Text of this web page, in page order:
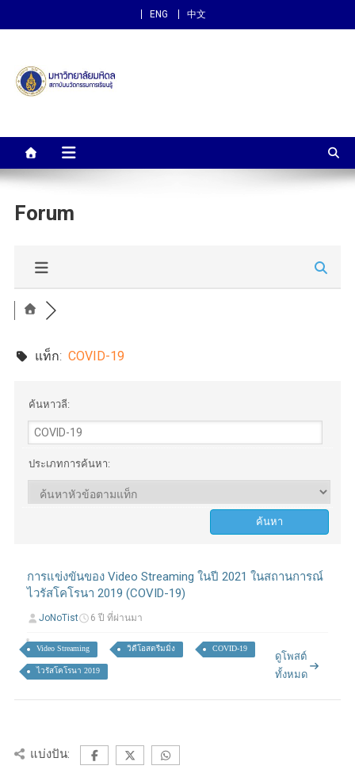
ENG 中文
สถาบันนวัตกรรมการเรียนรู้
Forum
แท็ก: COVID-19
ค้นหาวลี:
ประเภทการค้นหา:
การแข่งขันของ Video Streaming ในปี 2021 ในสถานการณ์
ไวรัสโคโรนา 2019 (COVID-19)
JoNoTist 6 ปี ที่ผ่านมา
Video Streaming วิดีโอสตรีมมิ่ง COVID-19
ไวรัสโคโรนา 2019
ดูโพสต์
ทั้งหมด
แบ่งปัน: